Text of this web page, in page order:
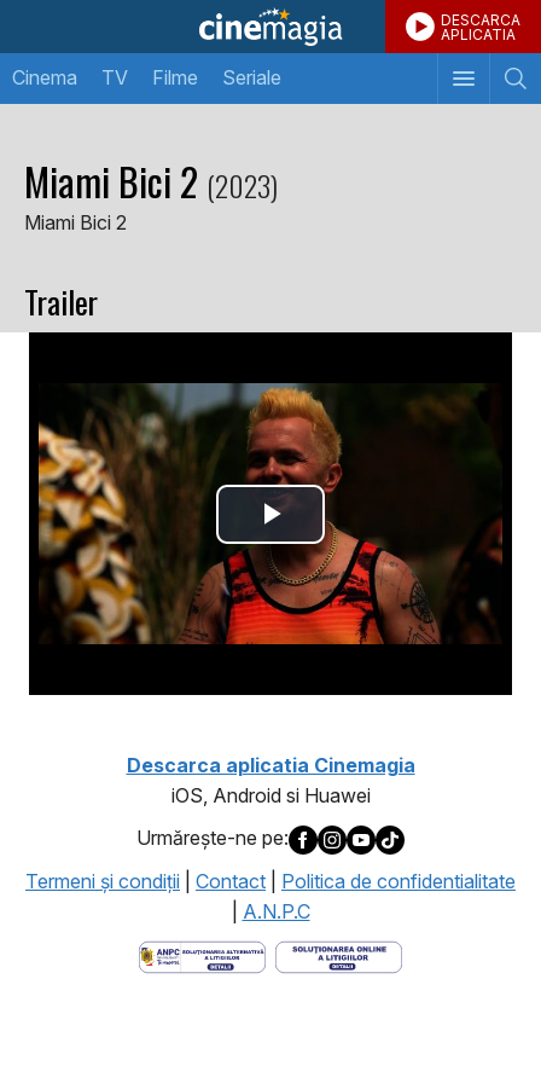
DESCARCA
APLICATIA
Cinema TV Filme Seriale
Miami Bici 2 (2023)
Miami Bici 2
Trailer
Descarca aplicatia Cinemagia
iOS, Android si Huawei
Urmăreşte-ne pe:
Termeni şi condiţii
Contact
Politica de confidentialitate
A.N.P.C